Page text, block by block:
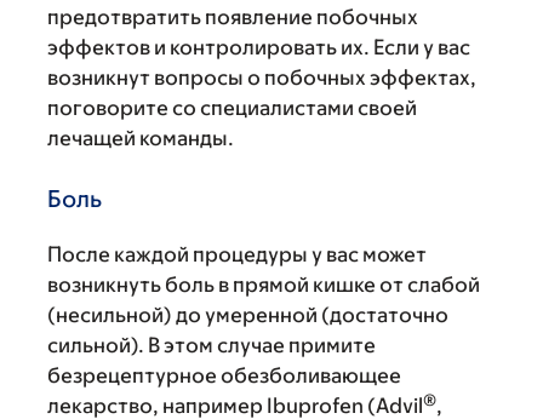
предотвратить появление побочных
эффектов и контролировать их. Если у вас
возникнут вопросы о побочных эффектах,
поговорите со специалистами своей
лечащей команды.
Боль
После каждой процедуры у вас может
возникнуть боль в прямой кишке от слабой
(несильной) до умеренной (достаточно
сильной). В этом случае примите
безрецептурное обезболивающее
лекарство, например Ibuprofen (Advil®,